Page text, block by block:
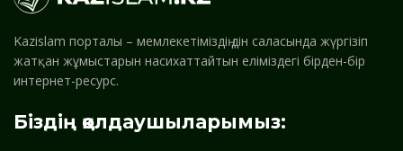
Kazislam порталы – мемлекетіміздің дін саласында жүргізіп
жатқан жұмыстарын насихаттайтын еліміздегі бірден-бір
интернет-ресурс.
Біздің қолдаушыларымыз: